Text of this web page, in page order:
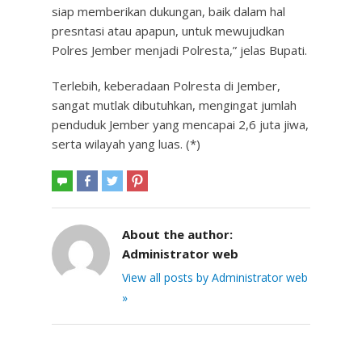
siap memberikan dukungan, baik dalam hal
presntasi atau apapun, untuk mewujudkan
Polres Jember menjadi Polresta,” jelas Bupati.
Terlebih, keberadaan Polresta di Jember,
sangat mutlak dibutuhkan, mengingat jumlah
penduduk Jember yang mencapai 2,6 juta jiwa,
serta wilayah yang luas. (*)
About the author:
Administrator web
View all posts by Administrator web
»